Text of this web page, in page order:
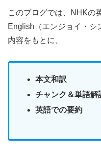
このブログでは、NHKの
English（エンジョイ・シ
内容をもとに、
本文和訳
チャンク＆単語解
英語での要約